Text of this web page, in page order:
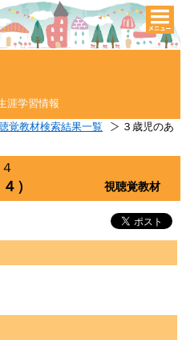
涯学習情報
覚教材検索結果一覧
３歳児のあ
） 視聴覚教材